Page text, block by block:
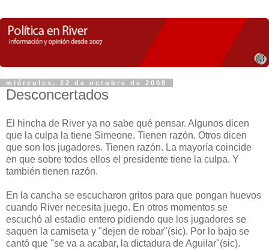
miércoles, 22 de octubre de 2008
Desconcertados
El hincha de River ya no sabe qué pensar. Algunos dicen
que la culpa la tiene Simeone. Tienen razón. Otros dicen
que son los jugadores. Tienen razón. La mayoría coincide
en que sobre todos ellos el presidente tiene la culpa. Y
también tienen razón.
En la cancha se escucharon gritos para que pongan huevos
cuando River necesita juego. En otros momentos se
escuchó al estadio entero pidiendo que los jugadores se
saquen la camiseta y "dejen de robar"(sic). Por lo bajo se
cantó que "se va a acabar, la dictadura de Aguilar"(sic).